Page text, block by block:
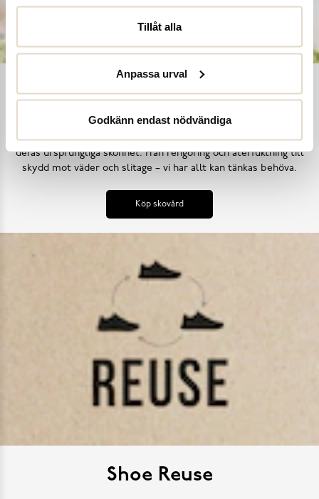
Tillåt alla
Anpassa urval
Godkänn endast nödvändiga
Ta hand om dina skor
Våra noggrant utvalda skovårdsprodukter är skapade för att
förlänga livslängden på dina skor samtidigt som de behåller
deras ursprungliga skönhet. Från rengöring och återfuktning till
skydd mot väder och slitage – vi har allt kan tänkas behöva.
Köp skovård
Shoe Reuse